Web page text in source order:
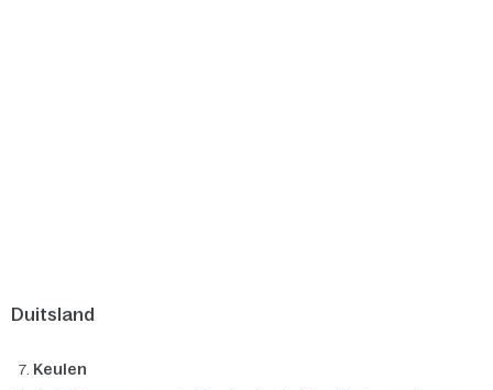
Duitsland
Keulen